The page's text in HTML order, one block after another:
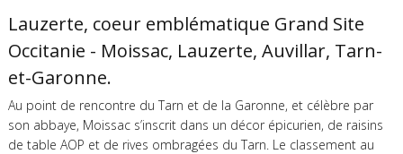
Lauzerte, coeur emblématique Grand Site
Occitanie - Moissac, Lauzerte, Auvillar, Tarn-
et-Garonne.
Au point de rencontre du Tarn et de la Garonne, et célèbre par
son abbaye, Moissac s’inscrit dans un décor épicurien, de raisins
de table AOP et de rives ombragées du Tarn. Le classement au